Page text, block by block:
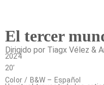
El tercer
Dirigido por Tiagx Vélez &
2024
20’
Color / B&W – Español